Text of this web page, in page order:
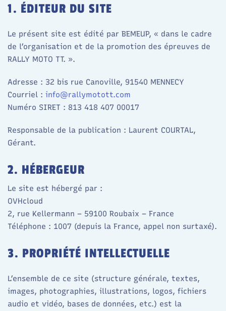
1. ÉDITEUR DU SITE
Le présent site est édité par BEMEUP, « dans le cadre
de l’organisation et de la promotion des épreuves de
RALLY MOTO TT. ».
Adresse : 32 bis rue Canoville, 91540 MENNECY
Courriel : info@rallymotott.com
Numéro SIRET : 813 418 407 00017
Responsable de la publication : Laurent COURTAL,
Gérant.
2. HÉBERGEUR
Le site est hébergé par :
OVHcloud
2, rue Kellermann – 59100 Roubaix – France
Téléphone : 1007 (depuis la France, appel non surtaxé).
3. PROPRIÉTÉ INTELLECTUELLE
L’ensemble de ce site (structure générale, textes,
images, photographies, illustrations, logos, fichiers
audio et vidéo, bases de données, etc.) est la